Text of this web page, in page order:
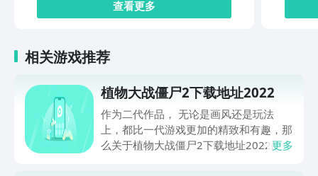
查看更多
相关游戏推荐
植物大战僵尸2下载地址2022
作为二代作品， 无论是画风还是玩法
上，都比一代游戏更加的精致和有趣，那
么关于植物大战僵尸2下载地址2022的问
更多